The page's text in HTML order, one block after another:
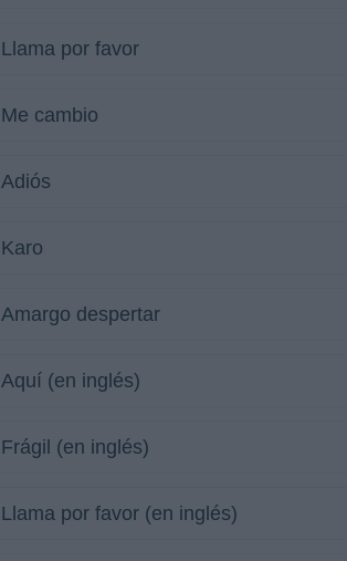
Llama por favor
Me cambio
Adiós
Karo
Amargo despertar
Aquí (en inglés)
Frágil (en inglés)
Llama por favor (en inglés)